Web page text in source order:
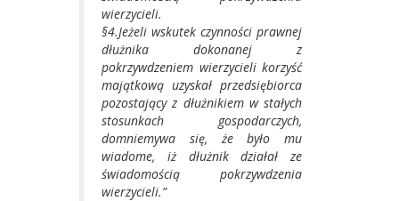
wierzycieli.
§4.Jeżeli wskutek czynności prawnej
dłużnika dokonanej z
pokrzywdzeniem wierzycieli korzyść
majątkową uzyskał przedsiębiorca
pozostający z dłużnikiem w stałych
stosunkach gospodarczych,
domniemywa się, że było mu
wiadome, iż dłużnik działał ze
świadomością pokrzywdzenia
wierzycieli.”